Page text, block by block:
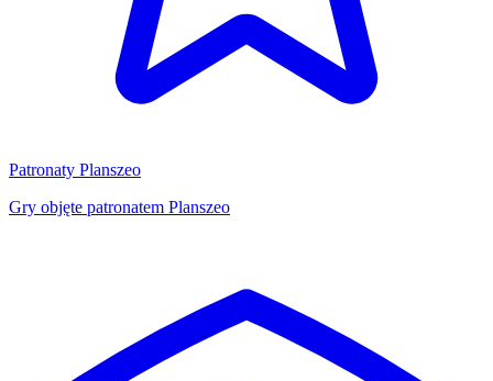
Patronaty Planszeo
Gry objęte patronatem Planszeo